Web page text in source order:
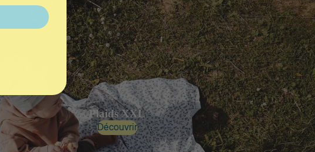
Plaids XXL
Découvrir